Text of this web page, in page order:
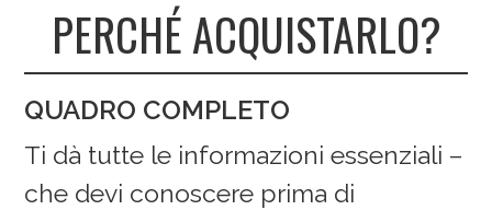
PERCHÉ ACQUISTARLO?
QUADRO COMPLETO
Ti dà tutte le informazioni essenziali –
che devi conoscere prima di